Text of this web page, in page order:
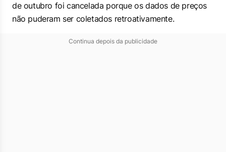
de outubro foi cancelada porque os dados de preços
não puderam ser coletados retroativamente.
Continua depois da publicidade